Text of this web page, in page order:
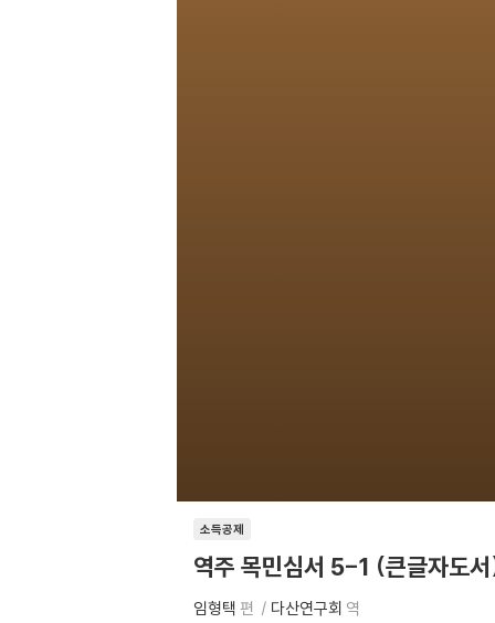
소득공제
역주 목민심서 5-1 (큰글자도
임형택 편 다산연구회 역